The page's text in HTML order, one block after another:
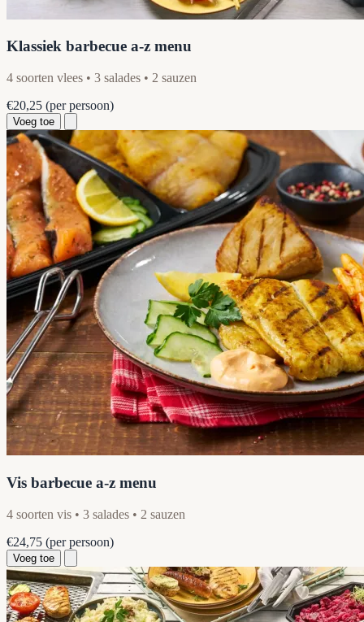
Klassiek barbecue a-z menu
4 soorten vlees • 3 salades • 2 sauzen
€20,25 (per persoon)
Voeg toe
Vis barbecue a-z menu
4 soorten vis • 3 salades • 2 sauzen
€24,75 (per persoon)
Voeg toe